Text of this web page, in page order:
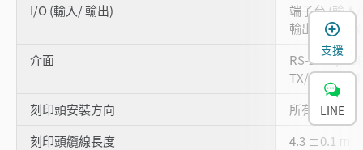
I/O (輸入/ 輸出)
端子台 (輸入
輸出)/ 接觸
介面
RS-232C/
TX/10BASE-
刻印頭安裝方向
所有方向
刻印頭纜線長度
4.3 ±0.1 m
支援
LINE